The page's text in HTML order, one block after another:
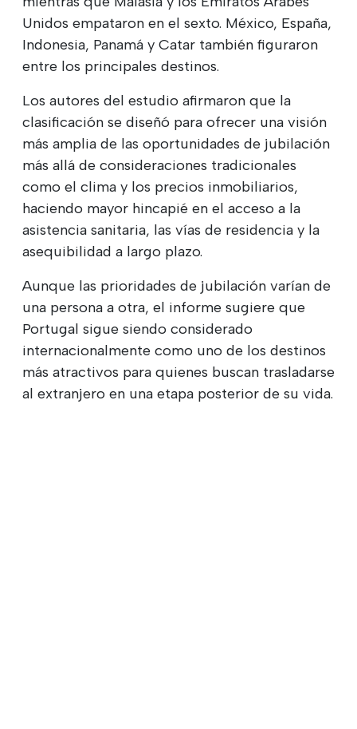
Unidos empataron en el sexto. México, España,
Indonesia, Panamá y Catar también figuraron
entre los principales destinos.
Los autores del estudio afirmaron que la
clasificación se diseñó para ofrecer una visión
más amplia de las oportunidades de jubilación
más allá de consideraciones tradicionales
como el clima y los precios inmobiliarios,
haciendo mayor hincapié en el acceso a la
asistencia sanitaria, las vías de residencia y la
asequibilidad a largo plazo.
Aunque las prioridades de jubilación varían de
una persona a otra, el informe sugiere que
Portugal sigue siendo considerado
internacionalmente como uno de los destinos
más atractivos para quienes buscan trasladarse
al extranjero en una etapa posterior de su vida.